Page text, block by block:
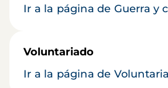
Ir a la página de Guerra y
Voluntariado
Ir a la página de